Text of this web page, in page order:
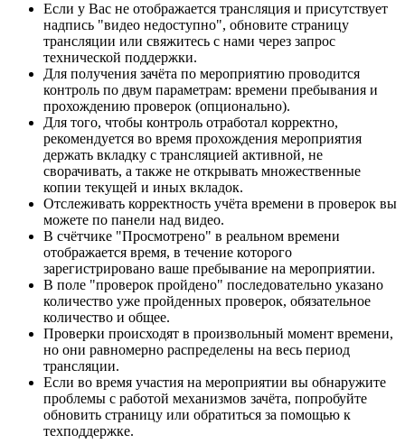
Если у Вас не отображается трансляция и присутствует
надпись "видео недоступно", обновите страницу
трансляции или свяжитесь с нами через запрос
технической поддержки.
Для получения зачёта по мероприятию проводится
контроль по двум параметрам: времени пребывания и
прохождению проверок (опционально).
Для того, чтобы контроль отработал корректно,
рекомендуется во время прохождения мероприятия
держать вкладку с трансляцией активной, не
сворачивать, а также не открывать множественные
копии текущей и иных вкладок.
Отслеживать корректность учёта времени в проверок вы
можете по панели над видео.
В счётчике "Просмотрено" в реальном времени
отображается время, в течение которого
зарегистрировано ваше пребывание на мероприятии.
В поле "проверок пройдено" последовательно указано
количество уже пройденных проверок, обязательное
количество и общее.
Проверки происходят в произвольный момент времени,
но они равномерно распределены на весь период
трансляции.
Если во время участия на мероприятии вы обнаружите
проблемы с работой механизмов зачёта, попробуйте
обновить страницу или обратиться за помощью к
техподдержке.